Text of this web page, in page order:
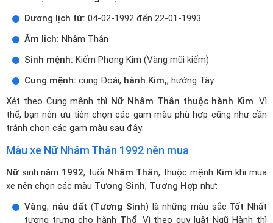
2
Nữ Nhâm Thân 1992 mua xe màu gì? Nữ sinh
Sinh mệnh và Cung mệnh của Nữ Nhâm Thân 1992
Dương lịch từ:04-02-1992 đến 22-01-1993
Âm lịch:Nhâm Thân
Sinh mệnh: Kiếm Phong Kim (Vàng mũi kiếm)
cung Đoài,
Xét theo Cung mệnh thìNữ Nhâm Thân thuộc hành Kim
thế, bạn nên ưu tiên chọn các gam màu phù hợp cũng như cần
tránh chọn các gam màu sau đây: